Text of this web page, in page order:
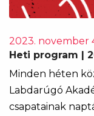
2023. november
Heti program |
Minden héten
Labdarúgó
csapatainak